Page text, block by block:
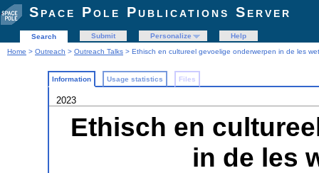
Space Pole Publications Server
Search Submit Personalize
Help
Home > Outreach > Outreach Talks > Ethisch en cultureel gevoelige onderwerpen in de les
Information Usage statistics Files
2023
Ethisch en
in de les